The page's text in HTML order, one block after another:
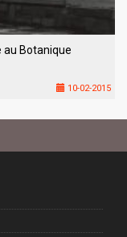
au Botanique
10-02-2015